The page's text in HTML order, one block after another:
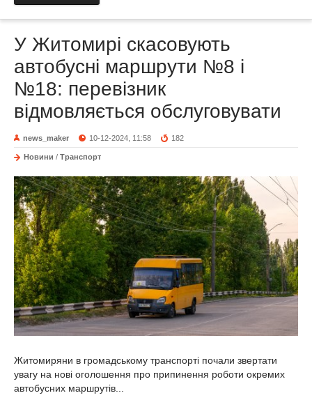
У Житомирі скасовують
автобусні маршрути №8 і
№18: перевізник
відмовляється обслуговувати
news_maker 10-12-2024, 11:58 182
Новини / Транспорт
Житомиряни в громадському транспорті почали звертати
увагу на нові оголошення про припинення роботи окремих
автобусних маршрутів...